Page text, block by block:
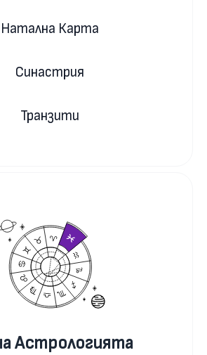
Натална Карта
Синастрия
Транзити
Астрологията